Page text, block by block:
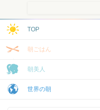
TOP
朝ごはん
朝美人
世界の朝